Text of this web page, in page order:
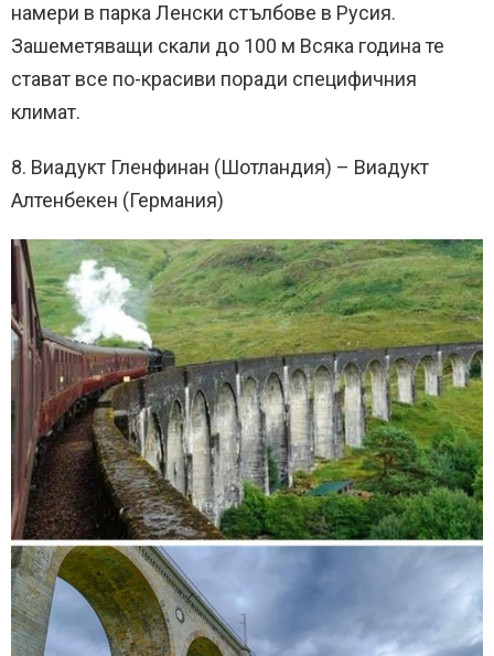
намери в парка Ленски стълбове в Русия.
Зашеметяващи скали до 100 м Всяка година те
стават все по-красиви поради специфичния
климат.
8. Виадукт Гленфинан (Шотландия) – Виадукт
Алтенбекен (Германия)